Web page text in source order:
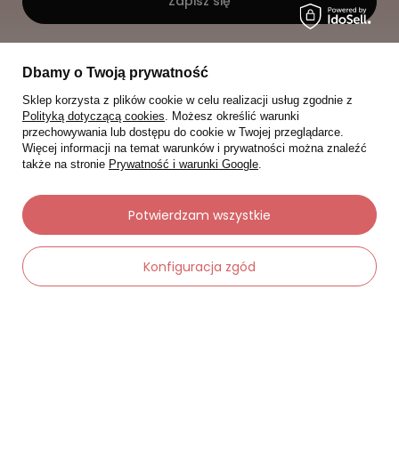
Dbamy o Twoją prywatność
Sklep korzysta z plików cookie w celu realizacji usług zgodnie z
Polityką dotyczącą cookies. Możesz określić warunki
przechowywania lub dostępu do cookie w Twojej przeglądarce.
Więcej informacji na temat warunków i prywatności można znaleźć
także na stronie Prywatność i warunki Google.
Konfiguracja zgód
Potwierdzam wszystkie